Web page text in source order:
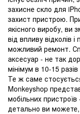
захисне скло для
захист пристрою.
якісного виробу, ви
від впливу відколів
можливий ремонт.
аксесуар - не так
мінімум в 10-15
Те ж саме
Monkeyshop
мобільних
детально ви